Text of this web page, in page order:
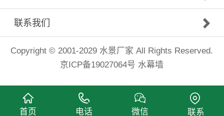
联系我们
Copyright © 2001-2029 水景厂家 All Rights Reserved.
京ICP备19027064号 水幕墙
首页 电话 微信 联系